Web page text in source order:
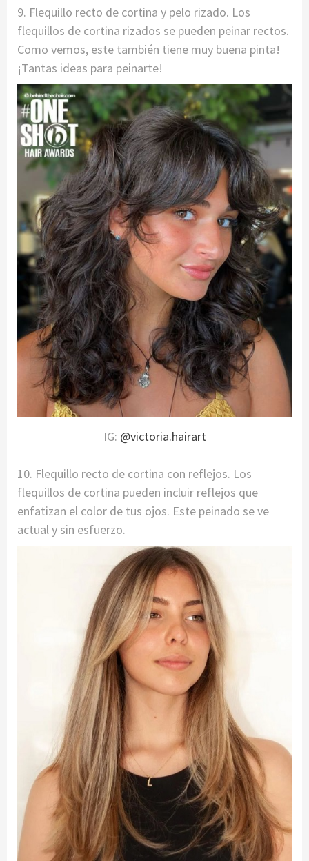
9. Flequillo recto de cortina y pelo rizado. Los
flequillos de cortina rizados se pueden peinar rectos.
Como vemos, este también tiene muy buena pinta!
¡Tantas ideas para peinarte!
IG: @victoria.hairart
10. Flequillo recto de cortina con reflejos. Los
flequillos de cortina pueden incluir reflejos que
enfatizan el color de tus ojos. Este peinado se ve
actual y sin esfuerzo.